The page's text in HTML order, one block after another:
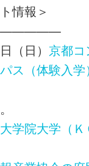
情報＞
（日） 京都
ス（体験入学
学院大学（